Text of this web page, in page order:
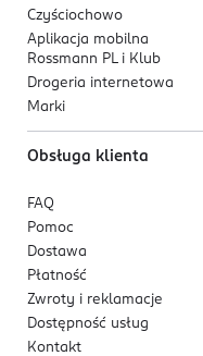
Czyściochowo
Aplikacja mobilna
Rossmann PL i Klub
Drogeria internetowa
Marki
Obsługa klienta
FAQ
Pomoc
Dostawa
Płatność
Zwroty i reklamacje
Dostępność usług
Kontakt